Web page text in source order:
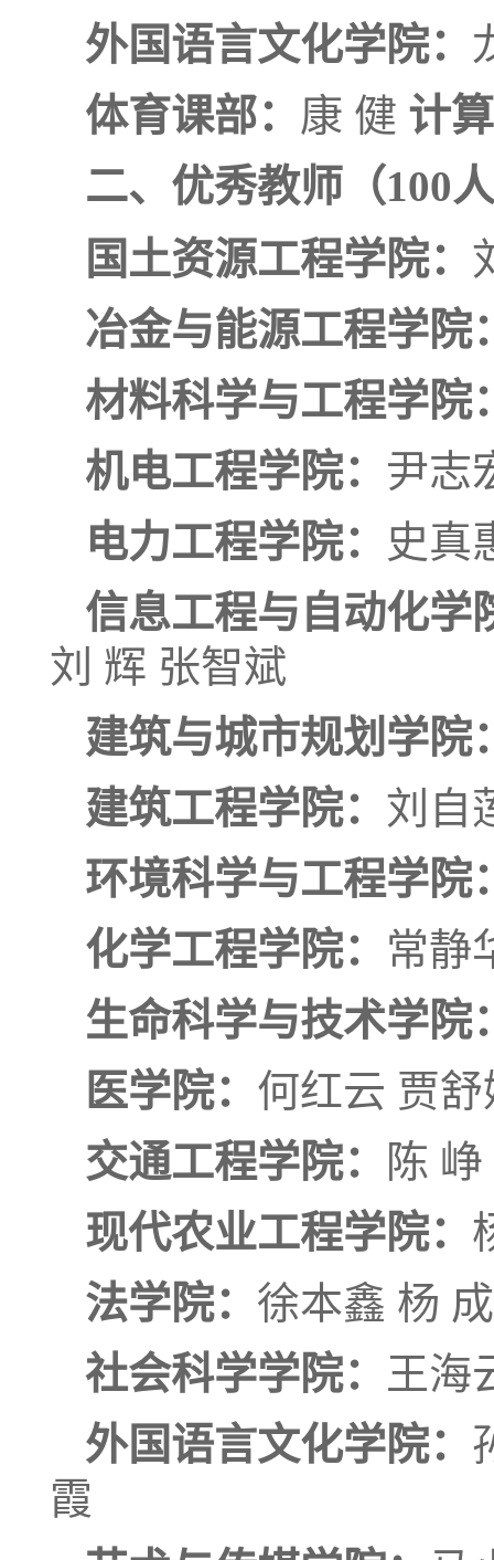
外国语言文化学院：
体育课部： 康 健 计
二、优秀教师（100
国土资源工程学院：
冶金与能源工程学院
材料科学与工程学院
机电工程学院： 尹志
电力工程学院： 史真
信息工程与自动化学
刘 辉 张智斌
建筑与城市规划学院
建筑工程学院： 刘自
环境科学与工程学院
化学工程学院： 常静
生命科学与技术学院
医学院： 何红云 贾舒
交通工程学院：
陈 峥
现代农业工程学院：
法学院： 徐本鑫 杨 成
社会科学学院： 王海
外国语言文化学院：
霞